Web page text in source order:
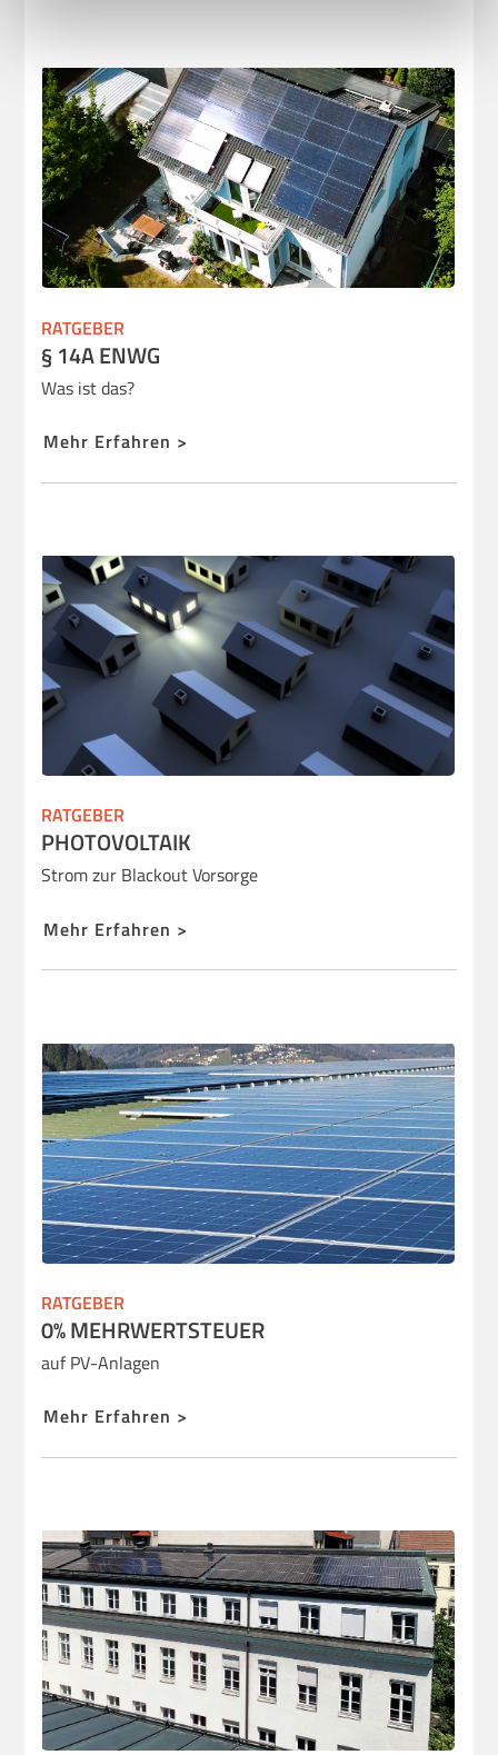
Uns ist Datenschutz wichtig, hier findest du unsere
Datenschutzbestimmungenund neoomAGBs.
RATGEBER
§ 14A ENWG
Was ist das?
Mehr Erfahren >
RATGEBER
PHOTOVOLTAIK
Strom zur Blackout Vorsorge
Mehr Erfahren >
RATGEBER
0% MEHRWERTSTEUER
auf PV-Anlagen
Mehr Erfahren >